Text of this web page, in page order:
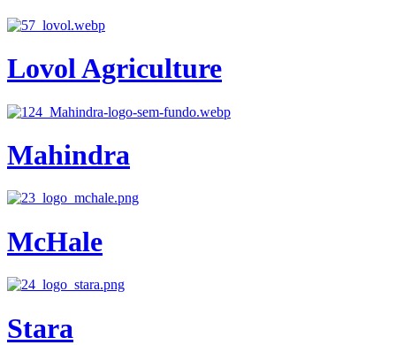
Lovol Agriculture
Mahindra
McHale
Stara